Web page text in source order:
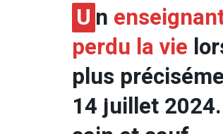
U n
perdu la vie
plus
14 juillet